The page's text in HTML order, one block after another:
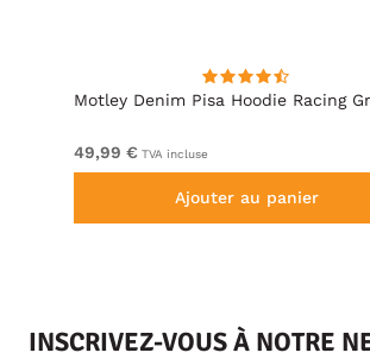
Motley Denim Pisa Hoodie Racing
49,99 € TVA incluse
Ajouter au panier
INSCRIVEZ-VOUS À NOTRE